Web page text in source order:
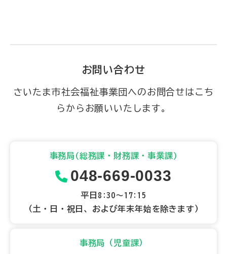
お問い合わせ
さいたま市社会福祉事業団へのお問合せはこち
らからお願いいたします。
事務局(総務課・財務課・事業課)
048-669-0033
平日8:30～17:15
（土・日・祝日、および年末年始を除きます）
事務局（児童課）